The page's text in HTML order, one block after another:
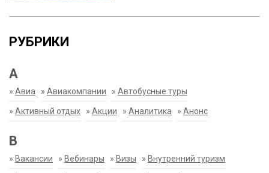
РУБРИКИ
А
» Авиа » Авиакомпании » Автобусные туры
» Активный отдых » Акции » Аналитика » Анонс
В
» Вакансии » Вебинары » Визы » Внутренний туризм